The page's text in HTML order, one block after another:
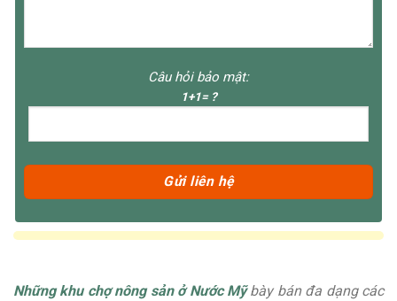
Câu hỏi bảo mật:
1+1= ?
Những khu chợ nông sản ở Nước Mỹbày bán đa dạng các